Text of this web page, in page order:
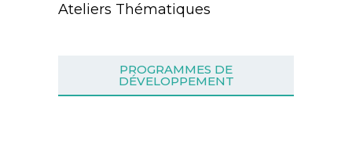
Ateliers Thématiques
PROGRAMMES DE
DÉVELOPPEMENT